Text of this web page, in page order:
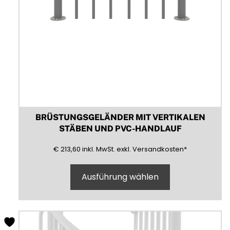
BRÜSTUNGSGELÄNDER MIT VERTIKALEN
STÄBEN UND PVC-HANDLAUF
€ 213,60 213,60
inkl. (inklusive)
MwSt. (Mehrwertsteuer)
exkl. (exklusive)
Versandkosten*
Ausführung wählen
Dieses